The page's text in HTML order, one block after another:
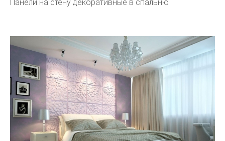
Панели на стену декоративные в спальню